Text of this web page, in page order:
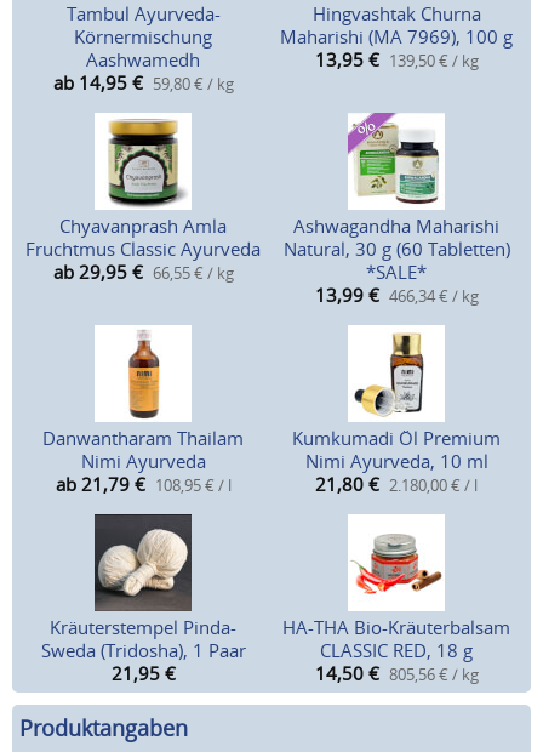
Tambul Ayurveda-
Körnermischung
Aashwamedh
ab 14,95 € 59,80 € / kg
Hingvashtak Churna
Maharishi (MA 7969), 100 g
13,95 € 139,50 € / kg
Chyavanprash Amla
Fruchtmus Classic Ayurveda
ab 29,95 € 66,55 € / kg
Ashwagandha Maharishi
Natural, 30 g (60 Tabletten)
*SALE*
13,99 € 466,34 € / kg
Danwantharam Thailam
Nimi Ayurveda
ab 21,79 € 108,95 € / l
Kumkumadi Öl Premium
Nimi Ayurveda, 10 ml
21,80 € 2.180,00 € / l
Kräuterstempel Pinda-
Sweda (Tridosha), 1 Paar
21,95 €
HA-THA Bio-Kräuterbalsam
CLASSIC RED, 18 g
14,50 € 805,56 € / kg
Produktangaben